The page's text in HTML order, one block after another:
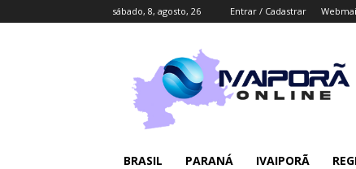
sábado, 8, agosto, 26 Entrar / Cadastrar
BRASIL PARANÁ IVAIPORÃ